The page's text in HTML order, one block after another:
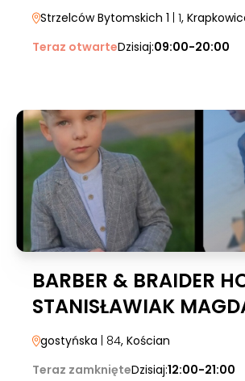
Strzelców Bytomskich 1 | 1,
Teraz otwarteDzisiaj:09:00-20:00
BARBER & BRAIDER
STANISŁAWIAK
gostyńska | 84, Kościan
Teraz zamknięteDzisiaj:12:00-21:00